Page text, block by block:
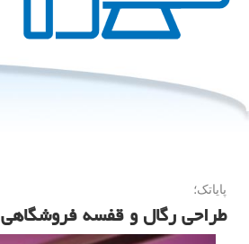
پایاتک؛
طراحی رگال و قفسه فروشگاهی